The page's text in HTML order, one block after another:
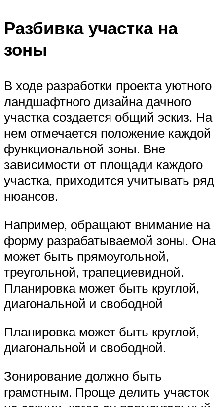
Разбивка участка на
зоны
В ходе разработки проекта уютного
ландшафтного дизайна дачного
участка создается общий эскиз. На
нем отмечается положение каждой
функциональной зоны. Вне
зависимости от площади каждого
участка, приходится учитывать ряд
нюансов.
Например, обращают внимание на
форму разрабатываемой зоны. Она
может быть прямоугольной,
треугольной, трапециевидной.
Планировка может быть круглой,
диагональной и свободной
Планировка может быть круглой,
диагональной и свободной.
Зонирование должно быть
грамотным. Проще делить участок